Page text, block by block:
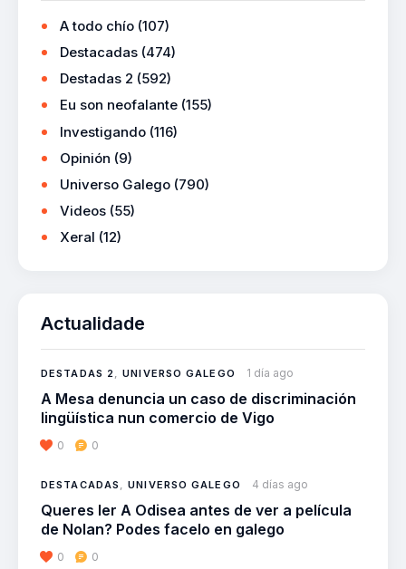
A todo chío (107)
Destacadas (474)
Destadas 2 (592)
Eu son neofalante (155)
Investigando (116)
Opinión (9)
Universo Galego (790)
Videos (55)
Xeral (12)
Actualidade
DESTADAS 2,UNIVERSO GALEGO 1 día ago
A Mesa denuncia un caso de discriminación
lingüística nun comercio de Vigo
0 0
DESTACADAS ,UNIVERSO GALEGO 4 días ago
Queres ler A Odisea antes de ver a película
de Nolan? Podes facelo en galego
0 0